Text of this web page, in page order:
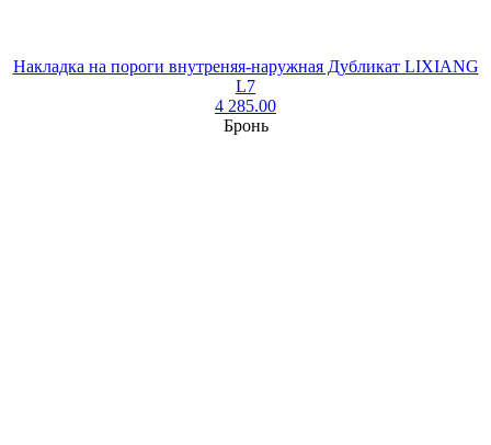
Накладка на пороги внутреняя-наружная Дубликат LIXIANG
L7
4 285.00
Бронь